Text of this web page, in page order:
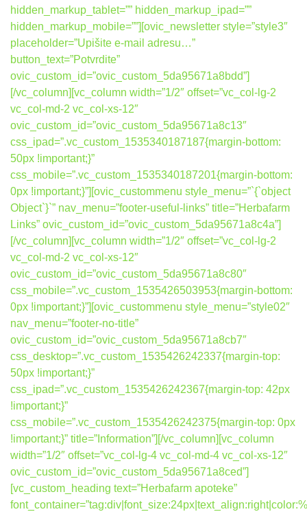
hidden_markup_tablet=”” hidden_markup_ipad=””
hidden_markup_mobile=””][ovic_newsletter style=”style3″
placeholder=”Upišite e-mail adresu…”
button_text=”Potvrdite”
ovic_custom_id=”ovic_custom_5da95671a8bdd”]
[/vc_column][vc_column width=”1/2″ offset=”vc_col-lg-2
vc_col-md-2 vc_col-xs-12″
ovic_custom_id=”ovic_custom_5da95671a8c13″
css_ipad=”.vc_custom_1535340187187{margin-bottom:
50px !important;}”
css_mobile=”.vc_custom_1535340187201{margin-bottom:
0px !important;}”][ovic_custommenu style_menu=”`{`object
Object`}`” nav_menu=”footer-useful-links” title=”Herbafarm
Links” ovic_custom_id=”ovic_custom_5da95671a8c4a”]
[/vc_column][vc_column width=”1/2″ offset=”vc_col-lg-2
vc_col-md-2 vc_col-xs-12″
ovic_custom_id=”ovic_custom_5da95671a8c80″
css_mobile=”.vc_custom_1535426503953{margin-bottom:
0px !important;}”][ovic_custommenu style_menu=”style02″
nav_menu=”footer-no-title”
ovic_custom_id=”ovic_custom_5da95671a8cb7″
css_desktop=”.vc_custom_1535426242337{margin-top:
50px !important;}”
css_ipad=”.vc_custom_1535426242367{margin-top: 42px
!important;}”
css_mobile=”.vc_custom_1535426242375{margin-top: 0px
!important;}” title=”Information”][/vc_column][vc_column
width=”1/2″ offset=”vc_col-lg-4 vc_col-md-4 vc_col-xs-12″
ovic_custom_id=”ovic_custom_5da95671a8ced”]
[vc_custom_heading text=”Herbafarm apoteke”